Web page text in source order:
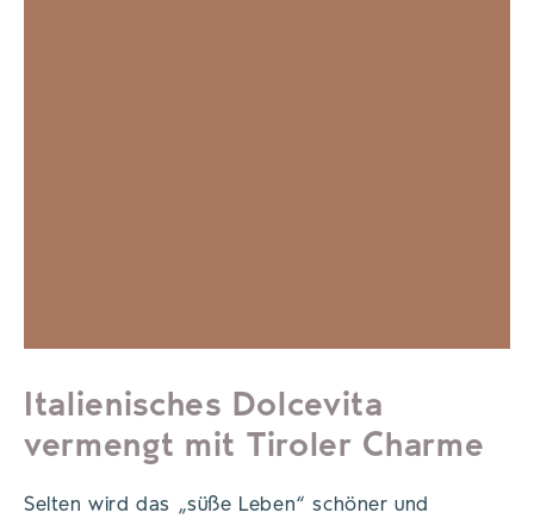
Italienisches Dolcevita
vermengt mit Tiroler Charme
Selten wird das „süße Leben“ schöner und